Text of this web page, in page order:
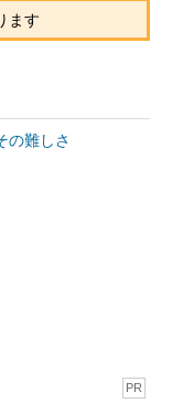
ます
の難しさ
PR